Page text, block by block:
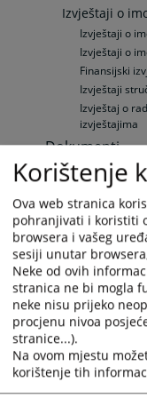
Izvještaji o
Izvještaji o
Izvještaji o
Finansijski
Izvještaji
Izvještaj o
izvještajima
Dokumenti
Planovi,
Strateški
Srednjoročni
Godišnji
Programi
Budžet VSTS-
Budžet
Godišnji
Revizorski
Ostali
Ostali
Korištenje
Ova web stranica
pohranjivati i koristiti
browsera i vašeg
sesiji unutar
Neke od ovih
stranica ne bi mogla
neke nisu prijeko
procjenu nivoa
stranice...).
Na ovom mjestu
korištenje tih